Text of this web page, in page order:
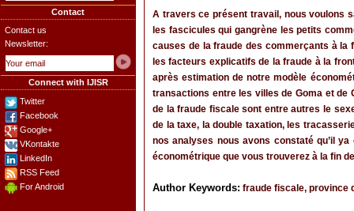
Contact
Contact us
Newsletter:
Connect with IJISR
Twitter
Facebook
Google+
VKontakte
LinkedIn
RSS Feed
For Android
A travers ce présent travail, nous voulons
les fascicules qui gangrène les petits
causes de la fraude des commerçants à la
les facteurs explicatifs de la fraude à la
après estimation de notre modèle
transactions entre les villes de Goma et
de la fraude fiscale sont entre autres le
de la taxe, la double taxation, les
nos analyses nous avons constaté qu’il
économétrique que vous trouverez à la fin
Author Keywords: fraude fiscale, province